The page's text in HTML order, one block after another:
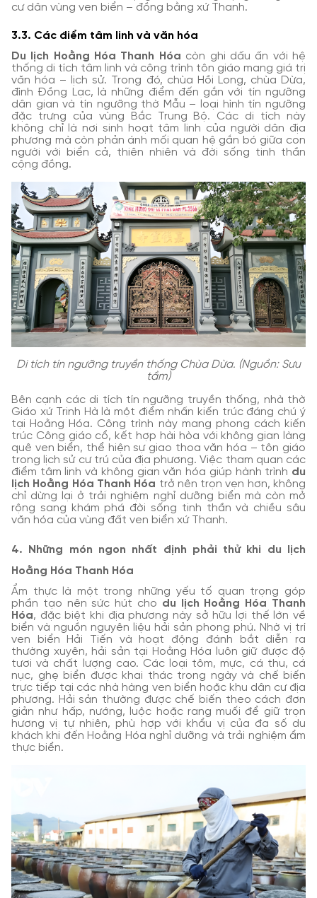
cư dân vùng ven biển – đồng bằng xứ Thanh.
3.3. Các điểm tâm linh và văn hóa
Du lịch Hoằng Hóa Thanh Hóa còn ghi dấu ấn với hệ
thống di tích tâm linh và công trình tôn giáo mang giá trị
văn hóa – lịch sử. Trong đó, chùa Hồi Long, chùa Dừa,
đình Đồng Lạc, là những điểm đến gắn với tín ngưỡng
dân gian và tín ngưỡng thờ Mẫu – loại hình tín ngưỡng
đặc trưng của vùng Bắc Trung Bộ. Các di tích này
không chỉ là nơi sinh hoạt tâm linh của người dân địa
phương mà còn phản ánh mối quan hệ gắn bó giữa con
người với biển cả, thiên nhiên và đời sống tinh thần
cộng đồng.
Di tích tín ngưỡng truyền thống Chùa Dừa. (Nguồn: Sưu
tầm)
Bên cạnh các di tích tín ngưỡng truyền thống, nhà thờ
Giáo xứ Trinh Hà là một điểm nhấn kiến trúc đáng chú ý
tại Hoằng Hóa. Công trình này mang phong cách kiến
trúc Công giáo cổ, kết hợp hài hòa với không gian làng
quê ven biển, thể hiện sự giao thoa văn hóa – tôn giáo
trong lịch sử cư trú của địa phương. Việc tham quan các
điểm tâm linh và không gian văn hóa giúp hành trình du
lịch Hoằng Hóa Thanh Hóa trở nên trọn vẹn hơn, không
chỉ dừng lại ở trải nghiệm nghỉ dưỡng biển mà còn mở
rộng sang khám phá đời sống tinh thần và chiều sâu
văn hóa của vùng đất ven biển xứ Thanh.
4. Những món ngon nhất định phải thử khi du lịch
Hoằng Hóa Thanh Hóa
Ẩm thực là một trong những yếu tố quan trọng góp
phần tạo nên sức hút cho du lịch Hoằng Hóa Thanh
Hóa, đặc biệt khi địa phương này sở hữu lợi thế lớn về
biển và nguồn nguyên liệu hải sản phong phú. Nhờ vị trí
ven biển Hải Tiến và hoạt động đánh bắt diễn ra
thường xuyên, hải sản tại Hoằng Hóa luôn giữ được độ
tươi và chất lượng cao. Các loại tôm, mực, cá thu, cá
nục, ghẹ biển được khai thác trong ngày và chế biến
trực tiếp tại các nhà hàng ven biển hoặc khu dân cư địa
phương. Hải sản thường được chế biến theo cách đơn
giản như hấp, nướng, luộc hoặc rang muối để giữ trọn
hương vị tự nhiên, phù hợp với khẩu vị của đa số du
khách khi đến Hoằng Hóa nghỉ dưỡng và trải nghiệm ẩm
thực biển.